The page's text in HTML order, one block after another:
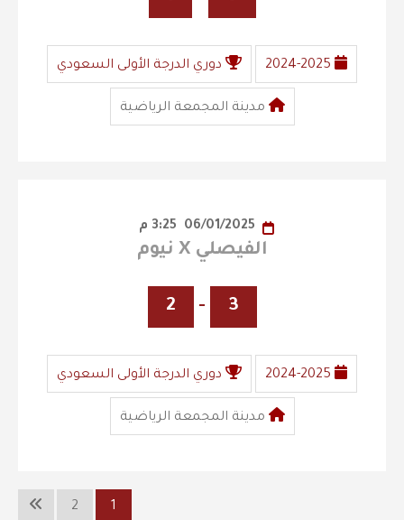
2024-2025 دوري الدرجة الأولى السعودي
مدينة المجمعة الرياضية
الفيصلي X نيوم
3
-
2
2024-2025 دوري الدرجة الأولى السعودي
مدينة المجمعة الرياضية
1
2